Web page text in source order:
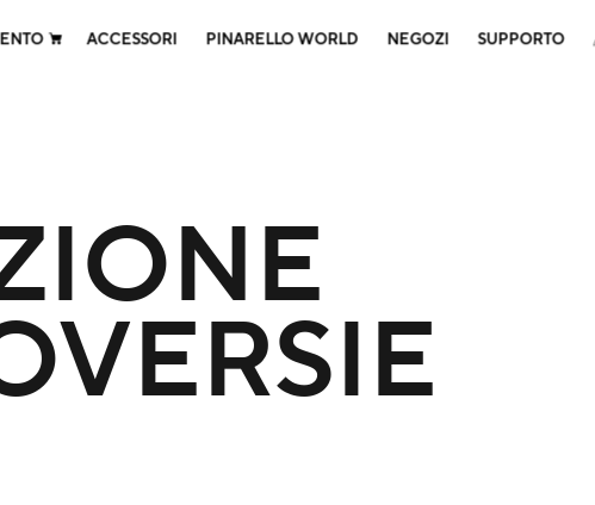
ACCESSORI PINARELLO WORLD NEGOZI SUPPORTO